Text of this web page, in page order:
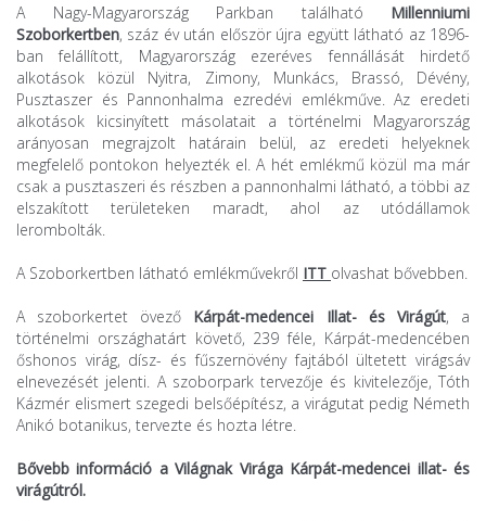
A Nagy-Magyarország Parkban található Millenniumi
Szoborkertben, száz év után először újra együtt látható az 1896-
ban felállított, Magyarország ezeréves fennállását hirdető
alkotások közül Nyitra, Zimony, Munkács, Brassó, Dévény,
Pusztaszer és Pannonhalma ezredévi emlékműve. Az eredeti
alkotások kicsinyített másolatait a történelmi Magyarország
arányosan megrajzolt határain belül, az eredeti helyeknek
megfelelő pontokon helyezték el. A hét emlékmű közül ma már
csak a pusztaszeri és részben a pannonhalmi látható, a többi az
elszakított területeken maradt, ahol az utódállamok
lerombolták.
A Szoborkertben látható emlékművekről ITT olvashat bővebben.
A szoborkertet övező Kárpát-medencei Illat- és Virágút, a
történelmi országhatárt követő, 239 féle, Kárpát-medencében
őshonos virág, dísz- és fűszernövény fajtából ültetett virágsáv
elnevezését jelenti. A szoborpark tervezője és kivitelezője, Tóth
Kázmér elismert szegedi belsőépítész, a virágutat pedig Németh
Anikó botanikus, tervezte és hozta létre.
Bővebb információ a Világnak Virága Kárpát-medencei illat- és
virágútról.